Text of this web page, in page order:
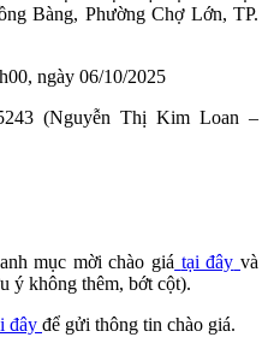
Bàng, Phường Chợ Lớn, TP.
ngày 06/10/2025
(Nguyễn Thị Kim Loan –
mục mời chào giá tại đây và
ý không thêm, bớt cột).
đây để gửi thông tin chào giá.